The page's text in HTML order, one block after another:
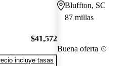
$41,572
incluye tasas
Bluffton, SC
87 millas
Buena oferta